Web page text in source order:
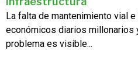
La falta de mantenimiento vial
económicos diarios millonarios
problema es visible...